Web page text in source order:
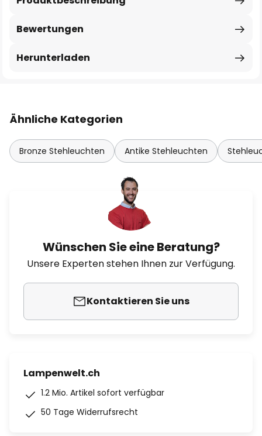
Bewertungen
Herunterladen
Ähnliche Kategorien
Bronze Stehleuchten Antike Stehleuchten
Wünschen Sie eine Beratung?
Unsere Experten stehen Ihnen zur Verfügung.
Kontaktieren Sie uns
Lampenwelt.ch
1.2 Mio. Artikel sofort verfügbar
50 Tage Widerrufsrecht